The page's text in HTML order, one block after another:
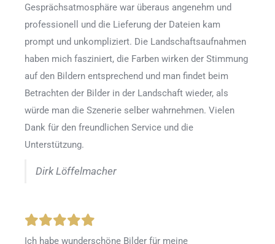
Gesprächsatmosphäre war überaus angenehm und
professionell und die Lieferung der Dateien kam
prompt und unkompliziert. Die Landschaftsaufnahmen
haben mich fasziniert, die Farben wirken der Stimmung
auf den Bildern entsprechend und man findet beim
Betrachten der Bilder in der Landschaft wieder, als
würde man die Szenerie selber wahrnehmen. Vielen
Dank für den freundlichen Service und die
Unterstützung.
Dirk Löffelmacher
Ich habe wunderschöne Bilder für meine